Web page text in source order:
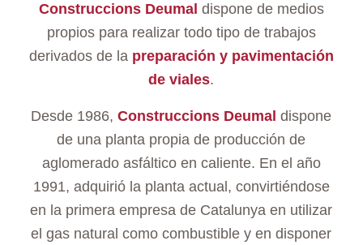
Construccions Deumal dispone de medios
propios para realizar todo tipo de trabajos
derivados de la preparación y pavimentación
de viales.
Desde 1986,Construccions Deumal dispone
de una planta propia de producción de
aglomerado asfáltico en caliente. En el año
1991, adquirió la planta actual, convirtiéndose
en la primera empresa de Catalunya en utilizar
el gas natural como combustible y en disponer